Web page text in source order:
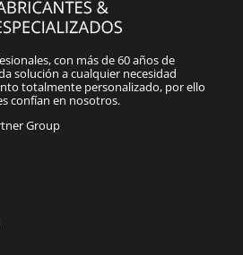
con más de 60 años de
solución a cualquier necesidad
totalmente personalizado, por ello
confían en nosotros.
Group